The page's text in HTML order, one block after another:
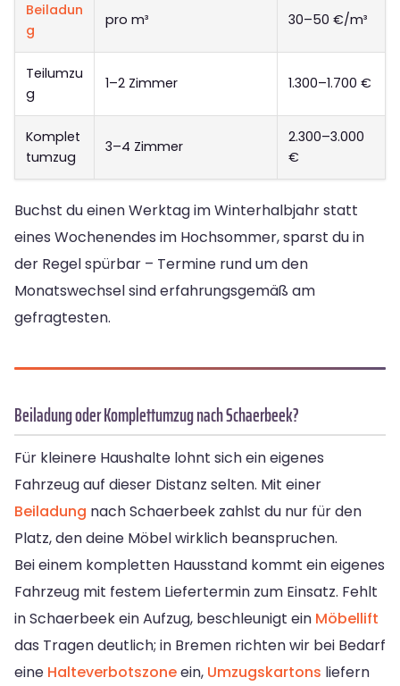
Beiladun
g
pro m³ 30–50 €/m³
Teilumzu
g
1–2 Zimmer 1.300–1.700 €
Komplet
tumzug
3–4 Zimmer
2.300–3.000
€
Buchst du einen Werktag im Winterhalbjahr statt
eines Wochenendes im Hochsommer, sparst du in
der Regel spürbar – Termine rund um den
Monatswechsel sind erfahrungsgemäß am
gefragtesten.
Beiladung oder Komplettumzug nach Schaerbeek?
Für kleinere Haushalte lohnt sich ein eigenes
Fahrzeug auf dieser Distanz selten. Mit einer
Beiladung nach Schaerbeek zahlst du nur für den
Platz, den deine Möbel wirklich beanspruchen.
Bei einem kompletten Hausstand kommt ein eigenes
Fahrzeug mit festem Liefertermin zum Einsatz. Fehlt
in Schaerbeek ein Aufzug, beschleunigt ein Möbellift
das Tragen deutlich; in Bremen richten wir bei Bedarf
eine Halteverbotszoneein, Umzugskartons liefern